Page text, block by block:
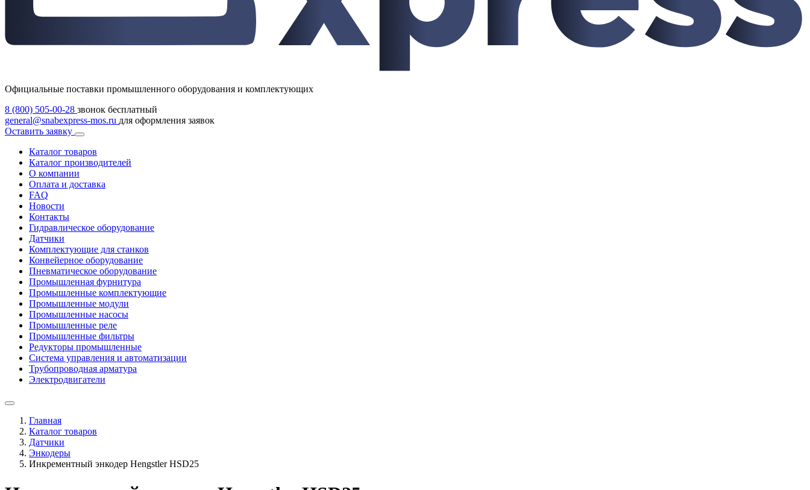
Официальные поставки промышленного оборудования и комплектующих
8 (800) 505-00-28 звонок бесплатный
general@snabexpress-mos.ru для оформления заявок
Оставить заявку
Каталог товаров
Каталог производителей
О компании
Оплата и доставка
FAQ
Новости
Контакты
Гидравлическое оборудование
Датчики
Комплектующие для станков
Конвейерное оборудование
Пневматическое оборудование
Промышленная фурнитура
Промышленные комплектующие
Промышленные модули
Промышленные насосы
Промышленные реле
Промышленные фильтры
Редукторы промышленные
Система управления и автоматизации
Трубопроводная арматура
Электродвигатели
Главная
Каталог товаров
Датчики
Энкодеры
Инкрементный энкодер Hengstler HSD25